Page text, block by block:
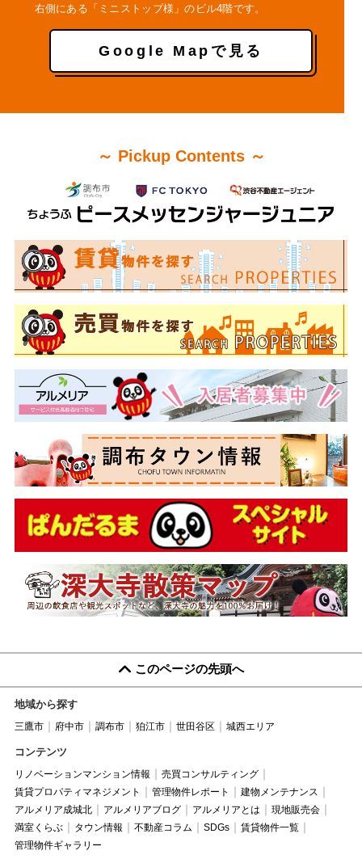
右側にある「ミニストップ様」のビル4階です。
Google Mapで見る
～ Pickup Contents ～
このページの先頭へ
地域から探す
三鷹市 府中市 調布市 狛江市 世田谷区 城西エリア
コンテンツ
リノベーションマンション情報
売買コンサルティング
賃貸プロパティマネジメント
管理物件レポート
建物メンテナンス
アルメリア成城北
アルメリアブログ アルメリアとは
現地販売会
満室くらぶ
タウン情報 不動産コラム SDGs
賃貸物件一覧
管理物件ギャラリー